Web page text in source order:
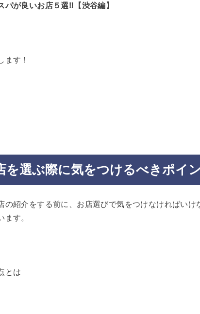
パが良いお店５選‼︎【渋谷編】
ます！
を選ぶ際に気をつけるべきポイ
の紹介をする前に、お店選びで気をつけなければい
ます。
とは